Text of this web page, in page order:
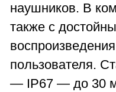
наушников. В
также с
пользователя.
— IP67 — до 30